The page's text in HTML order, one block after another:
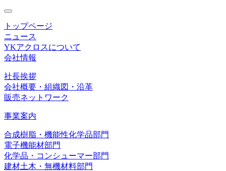
toggle
navigation
トップページ
ニュース
YKアクロスについて
会社情報
社長挨拶
会社概要・組織図・沿革
販売ネットワーク
事業案内
合成樹脂・機能性化学品部門
電子機能材部門
化学品・コンシューマー部門
建材土木・無機材料部門